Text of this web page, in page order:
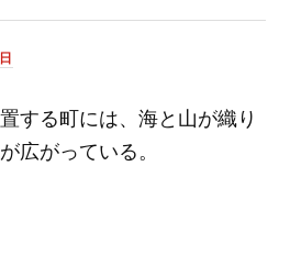
する町には、海と山が織り
広がっている。